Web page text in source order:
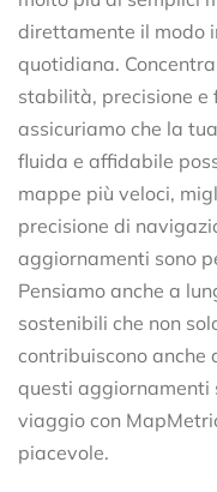
direttamente il modo
quotidiana.
stabilità, precisione e
assicuriamo che la
fluida e affidabile
mappe più veloci,
precisione di
aggiornamenti sono
Pensiamo anche a
sostenibili che non
contribuiscono anche
questi aggiornamenti
viaggio con
piacevole.